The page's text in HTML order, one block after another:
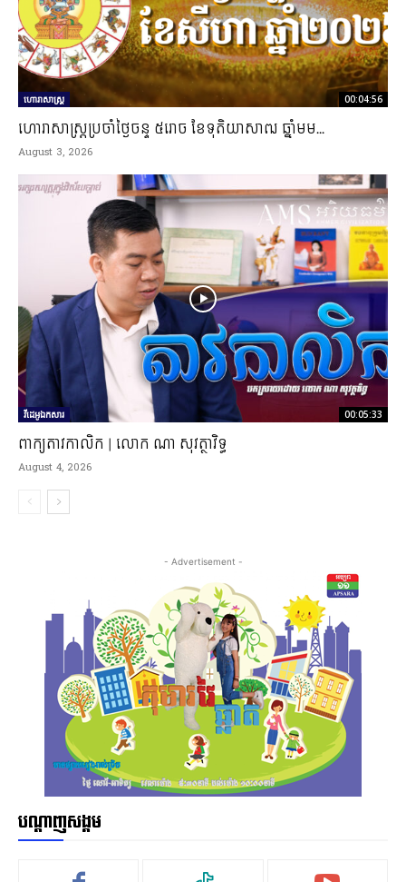
ហោរាសាស្ត្រ 00:04:56
ហោរាសាស្រ្តប្រចាំថ្ងៃចន្ទ ៥រោច ខែទុតិយាសាឍ ឆ្នាំមម...
August 3, 2026
វីដេអូឯកសារ 00:05:33
ពាក្យតាវកាលិក | លោក ណា សុវត្ថាវិទ្ធ
August 4, 2026
- Advertisement -
បណ្ដាញសង្គម